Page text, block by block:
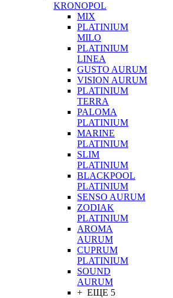
KRONOPOL
MIX
PLATINIUM
MILO
PLATINIUM
LINEA
GUSTO AURUM
VISION AURUM
PLATINIUM
TERRA
PALOMA
PLATINIUM
MARINE
PLATINIUM
SLIM
PLATINIUM
BLACKPOOL
PLATINIUM
SENSO AURUM
ZODIAK
PLATINIUM
AROMA
AURUM
CUPRUM
PLATINIUM
SOUND
AURUM
+ ЕЩЕ 5